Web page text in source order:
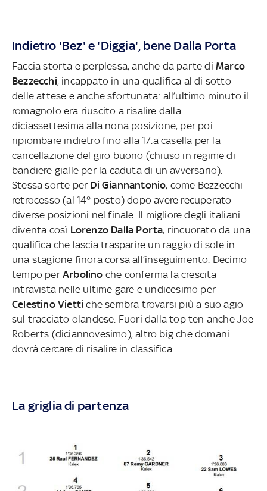
Indietro 'Bez' e 'Diggia', bene Dalla Porta
Faccia storta e perplessa, anche da parte di Marco
Bezzecchi, incappato in una qualifica al di sotto
delle attese e anche sfortunata: all’ultimo minuto il
romagnolo era riuscito a risalire dalla
diciassettesima alla nona posizione, per poi
ripiombare indietro fino alla 17.a casella per la
cancellazione del giro buono (chiuso in regime di
bandiere gialle per la caduta di un avversario).
Stessa sorte per Di Giannantonio, come Bezzecchi
retrocesso (al 14° posto) dopo avere recuperato
diverse posizioni nel finale. Il migliore degli italiani
diventa così Lorenzo Dalla Porta, rincuorato da una
qualifica che lascia trasparire un raggio di sole in
una stagione finora corsa all’inseguimento. Decimo
tempo per Arbolino che conferma la crescita
intravista nelle ultime gare e undicesimo per
Celestino Vietti che sembra trovarsi più a suo agio
sul tracciato olandese. Fuori dalla top ten anche Joe
Roberts (diciannovesimo), altro big che domani
dovrà cercare di risalire in classifica.
La griglia di partenza